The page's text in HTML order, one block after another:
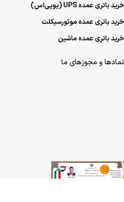
خرید باتری عمده UPS (یو‌پی‌اس)
خرید باتری عمده موتورسیکلت
خرید باتری عمده ماشین
نمادها و مجوزهای ما